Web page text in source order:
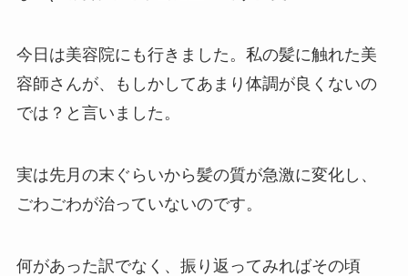
今日は美容院にも行きました。私の髪に触れた美
容師さんが、もしかしてあまり体調が良くないの
では？と言いました。
実は先月の末ぐらいから髪の質が急激に変化し、
ごわごわが治っていないのです。
何があった訳でなく、振り返ってみればその頃